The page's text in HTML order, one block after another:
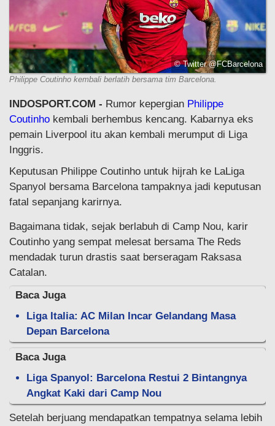
© Twitter @FCBarcelona
Philippe Coutinho kembali berlatih bersama tim Barcelona.
INDOSPORT.COM - Rumor kepergian Philippe
Coutinho kembali berhembus kencang. Kabarnya eks
pemain Liverpool itu akan kembali merumput di Liga
Inggris.
Keputusan Philippe Coutinho untuk hijrah ke LaLiga
Spanyol bersama Barcelona tampaknya jadi keputusan
fatal sepanjang karirnya.
Bagaimana tidak, sejak berlabuh di Camp Nou, karir
Coutinho yang sempat melesat bersama The Reds
mendadak turun drastis saat berseragam Raksasa
Catalan.
Baca Juga
Liga Italia: AC Milan Incar Gelandang Masa
Depan Barcelona
Baca Juga
Liga Spanyol: Barcelona Restui 2 Bintangnya
Angkat Kaki dari Camp Nou
Setelah berjuang mendapatkan tempatnya selama lebih